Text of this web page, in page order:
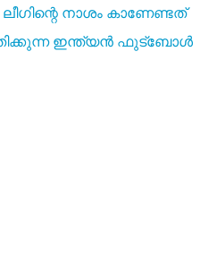
നാശം കാണേണ്ടത്
ഇന്ത്യൻ ഫുട്ബോൾ